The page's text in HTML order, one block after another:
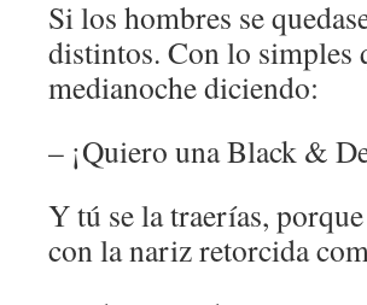
Si los hombres se
distintos. Con lo simples
medianoche diciendo:
– ¡Quiero una Black &
Y tú se la traerías,
con la nariz retorcida